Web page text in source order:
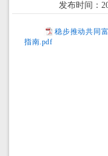
发布时间：
稳步推动共同
指南.pdf